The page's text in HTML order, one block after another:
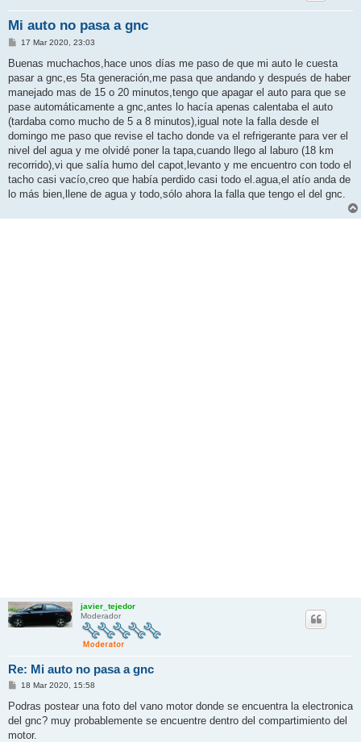
Mi auto no pasa a gnc
M
n
a
j
17 Mar 2020, 23:03
Buenas muchachos,hace unos días me paso de que mi auto le cuesta
pasar a gnc,es 5ta generación,me pasa que andando y después de haber
manejado mas de 15 o 20 minutos,tengo que apagar el auto para que se
pase automáticamente a gnc,antes lo hacía apenas calentaba el auto
(tardaba como mucho de 5 a 8 minutos),igual note la falla desde el
domingo me paso que revise el tacho donde va el refrigerante para ver el
nivel del agua y me olvidé poner la tapa,cuando llego al laburo (18 km
recorrido),vi que salía humo del capot,levanto y me encuentro con todo el
tacho casi vacío,creo que había perdido casi todo el.agua,el atío anda de
lo más bien,llene de agua y todo,sólo ahora la falla que tengo el del gnc.
javier_tejedor
Moderador
Re: Mi auto no pasa a gnc
M
n
a
j
18 Mar 2020, 15:58
Podras postear una foto del vano motor donde se encuentra la electronica
del gnc? muy probablemente se encuentre dentro del compartimiento del
motor.